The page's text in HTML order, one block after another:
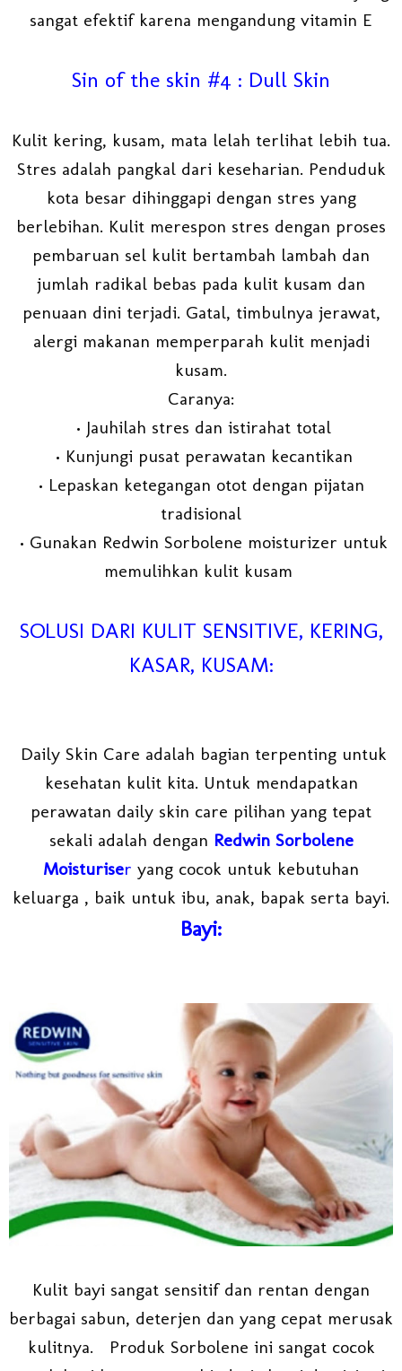
sangat efektif karena mengandung vitamin E
Sin of the skin #4 : Dull Skin
Kulit kering, kusam, mata lelah terlihat lebih tua.
Stres adalah pangkal dari keseharian. Penduduk
kota besar dihinggapi dengan stres yang
berlebihan. Kulit merespon stres dengan proses
pembaruan sel kulit bertambah lambah dan
jumlah radikal bebas pada kulit kusam dan
penuaan dini terjadi. Gatal, timbulnya jerawat,
alergi makanan memperparah kulit menjadi
kusam.
Caranya:
• Jauhilah stres dan istirahat total
• Kunjungi pusat perawatan kecantikan
• Lepaskan ketegangan otot dengan pijatan
tradisional
• Gunakan Redwin Sorbolene moisturizer untuk
memulihkan kulit kusam
SOLUSI DARI KULIT SENSITIVE, KERING,
KASAR, KUSAM:
Daily Skin Care adalah bagian terpenting untuk
kesehatan kulit kita. Untuk mendapatkan
perawatan daily skin care pilihan yang tepat
sekali adalah dengan Redwin Sorbolene
Moisturiser yang cocok untuk kebutuhan
keluarga , baik untuk ibu, anak, bapak serta bayi.
Bayi:
Kulit bayi sangat sensitif dan rentan dengan
berbagai sabun, deterjen dan yang cepat merusak
kulitnya. Produk Sorbolene ini sangat cocok